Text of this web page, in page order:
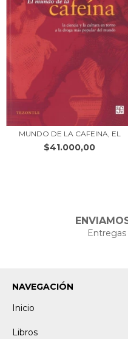
MUNDO DE LA CAFEINA, EL
$41.000,00
NAVEGACIÓN
Inicio
Libros